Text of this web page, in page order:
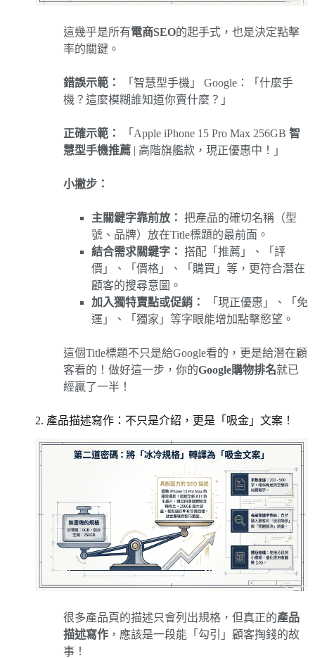
這幾乎是所有電商SEO的起手式，也是決定點擊
率的關鍵。
錯誤示範：
「智慧型手機」 Google：「什麼手
機？這麼模糊誰知道你賣什麼？」
正確示範： 「Apple iPhone 15 Pro Max 256GB 智
慧型手機推薦 | 高階旗艦款，現正優惠中！」
小撇步：
主關鍵字靠前放： 把產品的確切名稱（型
號、品牌）放在Title標題的最前面。
結合需求關鍵字： 搭配「推薦」、「評
價」、「價格」、「購買」等，更符合潛在
顧客的搜尋意圖。
加入獨特賣點或促銷：
「現正優惠」、「免
運」、「獨家」等字眼能增加點擊慾望。
這個Title標題不只是給Google看的，更是給潛在顧
客看的！做好這一步，你的Google購物排名就已
經贏了一半！
2. 產品描述寫作：不只是介紹，更是「吸金」文案！
很多產品頁的描述只會列出規格，但真正的產品
描述寫作 ，應該是一段能「勾引」顧客掏錢的故
事！